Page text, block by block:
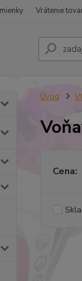
Vrátenie
Úvod
Cena: